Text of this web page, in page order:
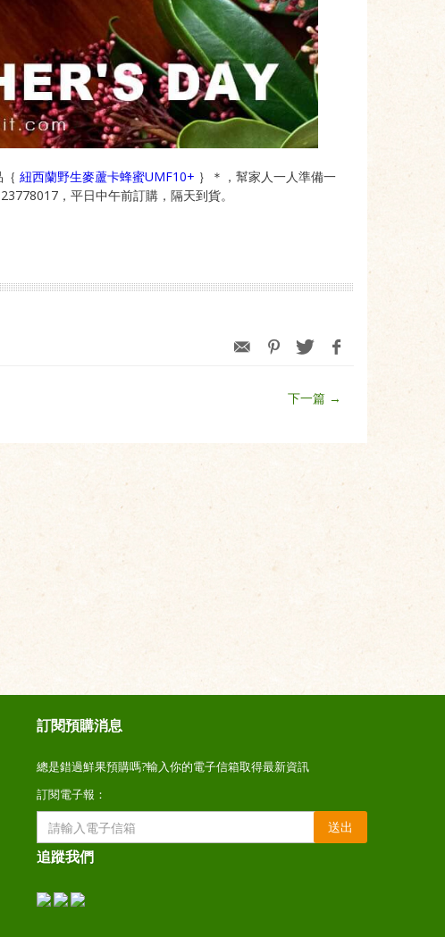
紐西蘭野生麥蘆卡蜂蜜UMF10+ ｝＊，幫家人一人準備一
，平日中午前訂購，隔天到貨。
下一篇 →
訂閱預購消息
總是錯過鮮果預購嗎?輸入你的電子信箱取得最新資訊
訂閱電子報：
送出
追蹤我們